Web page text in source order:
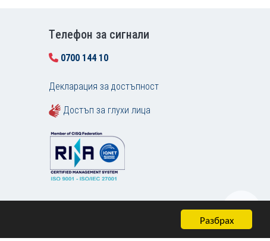
Разбрах
Tелефон за сигнали
0700 144 10
Декларация за достъпност
Достъп за глухи лица